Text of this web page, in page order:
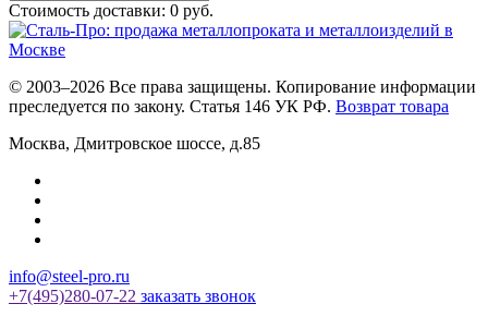
Стоимость доставки: 0 руб.
© 2003–2026 Все права защищены. Копирование информации
преследуется по закону. Статья 146 УК РФ. Возврат товара
Москва, Дмитровское шоссе, д.85
info@steel-pro.ru
+7(495)280-07-22 заказать звонок